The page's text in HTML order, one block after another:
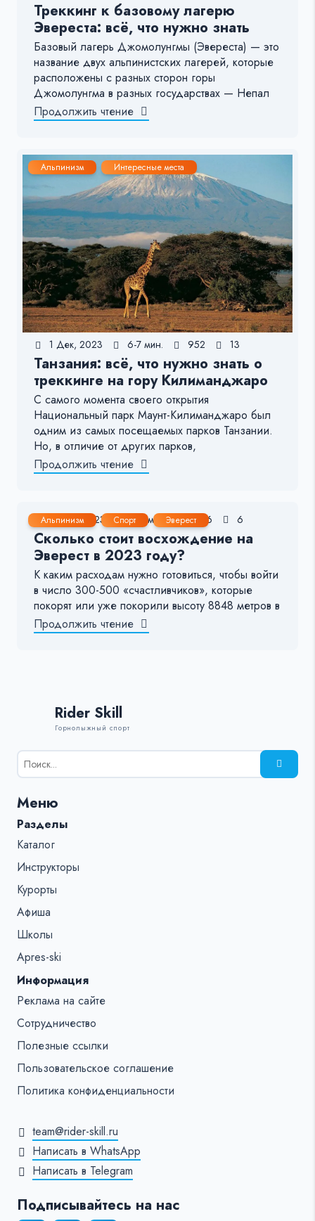
Треккинг к базовому лагерю
Эвереста: всё, что нужно знать
Базовый лагерь Джомолунгмы (Эвереста) — это
название двух альпинистских лагерей, которые
расположены с разных сторон горы
Джомолунгма в разных государствах — Непал
Продолжить чтение
Альпинизм Интересные места
1 Дек, 2023 6-7 мин. 952 13
Танзания: всё, что нужно знать о
треккинге на гору Килиманджаро
С самого момента своего открытия
Национальный парк Маунт-Килиманджаро был
одним из самых посещаемых парков Танзании.
Но, в отличие от других парков,
Продолжить чтение
Альпинизм Спорт Эверест
23 Авг, 2023 8-9 мин. 7186 6
Сколько стоит восхождение на
Эверест в 2023 году?
К каким расходам нужно готовиться, чтобы войти
в число 300-500 «счастливчиков», которые
покорят или уже покорили высоту 8848 метров в
Продолжить чтение
Rider Skill
Горнолыжный спорт
Результаты
поиска
%s:
Меню
Разделы
Каталог
Инструкторы
Курорты
Афиша
Школы
Apres-ski
Информация
Реклама на сайте
Сотрудничество
Полезные ссылки
Пользовательское соглашение
Политика конфиденциальности
team@rider-skill.ru
Написать в WhatsApp
Написать в Telegram
Подписывайтесь на нас